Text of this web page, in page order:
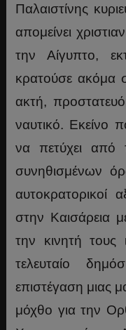
Παλαιστίνης
απομείνει
την Αίγυπτο,
κρατούσε ακόμα
ακτή,
ναυτικό. Εκείνο
να πετύχει από
συνηθισμένων
αυτοκρατορικοί
στην Καισάρεια
την κινητή τους
τελευταίο
επιστέγαση μιας
μόχθο για την